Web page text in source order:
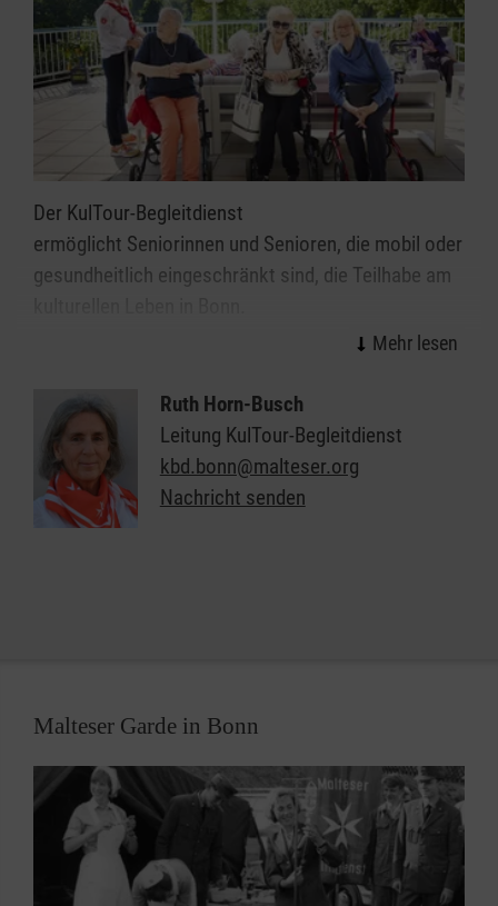
Der KulTour-Begleitdienst
ermöglicht Seniorinnen und Senioren, die mobil oder
gesundheitlich eingeschränkt sind, die Teilhabe am
Ehrenamtliche Malteser planen und organisieren den
Besuch im Theater oder Kino, von Konzerten,
Museen oder Freilicht-Veranstaltungen. Der
KulTour-Begleitdienst ist vielfältig und bietet für
jeden etwas.
Einerlei des Alltags sein und er soll es den Gästen
ermöglichen, am kulturellen Leben trotz
gesundheitlicher Einschränkungen oder
Behinderungen teilzunehmen.
Ruth Horn-Busch
Leitung KulTour-Begleitdienst
kbd.bonn@malteser.org
Nachricht senden
Malteser Garde in Bonn